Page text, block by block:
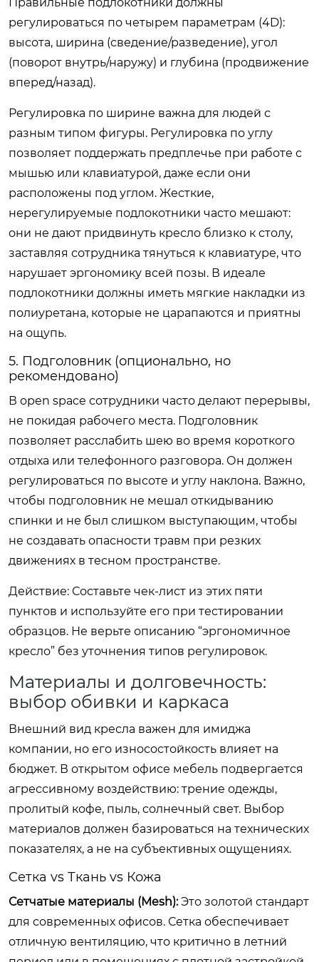
регулироваться по четырем параметрам (4D):
высота, ширина (сведение/разведение), угол
(поворот внутрь/наружу) и глубина (продвижение
вперед/назад).
Регулировка по ширине важна для людей с
разным типом фигуры. Регулировка по углу
позволяет поддержать предплечье при работе с
мышью или клавиатурой, даже если они
расположены под углом. Жесткие,
нерегулируемые подлокотники часто мешают:
они не дают придвинуть кресло близко к столу,
заставляя сотрудника тянуться к клавиатуре, что
нарушает эргономику всей позы. В идеале
подлокотники должны иметь мягкие накладки из
полиуретана, которые не царапаются и приятны
на ощупь.
5. Подголовник (опционально, но
рекомендовано)
В open space сотрудники часто делают перерывы,
не покидая рабочего места. Подголовник
позволяет расслабить шею во время короткого
отдыха или телефонного разговора. Он должен
регулироваться по высоте и углу наклона. Важно,
чтобы подголовник не мешал откидыванию
спинки и не был слишком выступающим, чтобы
не создавать опасности травм при резких
движениях в тесном пространстве.
Действие: Составьте чек-лист из этих пяти
пунктов и используйте его при тестировании
образцов. Не верьте описанию “эргономичное
кресло” без уточнения типов регулировок.
Материалы и долговечность:
выбор обивки и каркаса
Внешний вид кресла важен для имиджа
компании, но его износостойкость влияет на
бюджет. В открытом офисе мебель подвергается
агрессивному воздействию: трение одежды,
пролитый кофе, пыль, солнечный свет. Выбор
материалов должен базироваться на технических
показателях, а не на субъективных ощущениях.
Сетка vs Ткань vs Кожа
Сетчатые материалы (Mesh):Это золотой стандарт
для современных офисов. Сетка обеспечивает
отличную вентиляцию, что критично в летний